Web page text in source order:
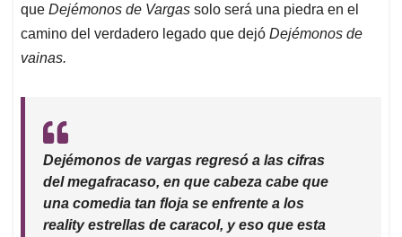
que Dejémonos de Vargas solo será una piedra en el
camino del verdadero legado que dejó Dejémonos de
vainas.
Dejémonos de vargas regresó a las cifras
del megafracaso, en que cabeza cabe que
una comedia tan floja se enfrente a los
reality estrellas de caracol, y eso que esta